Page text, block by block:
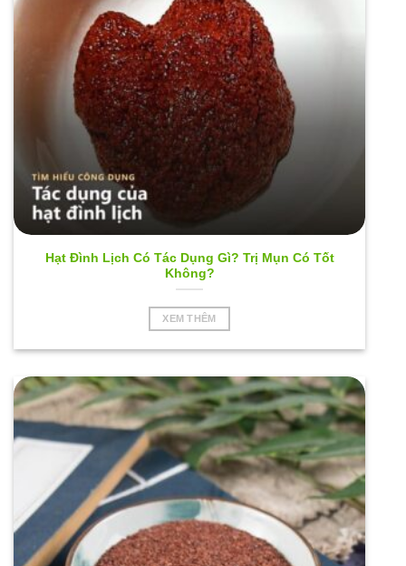
Hạt Đình Lịch Có Tác Dụng Gì? Trị Mụn Có Tốt
Không?
XEM THÊM